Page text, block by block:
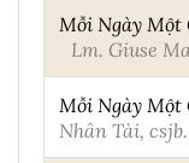
Mỗi Ngày Một
Lm. Giuse
Mỗi Ngày Một
Nhân Tài, csjb.